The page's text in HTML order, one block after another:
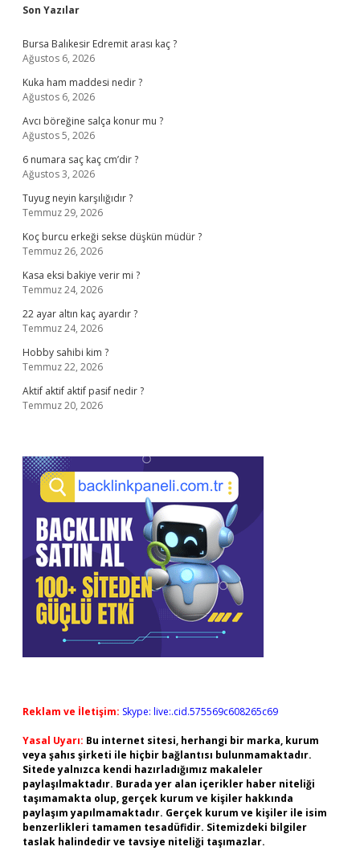
Sidebar
Son Yazılar
Bursa Balıkesir Edremit arası kaç ?
Ağustos 6, 2026
Kuka ham maddesi nedir ?
Ağustos 6, 2026
Avcı böreğine salça konur mu ?
Ağustos 5, 2026
6 numara saç kaç cm’dir ?
Ağustos 3, 2026
Tuyug neyin karşılığıdır ?
Temmuz 29, 2026
Koç burcu erkeği sekse düşkün müdür ?
Temmuz 26, 2026
Kasa eksi bakiye verir mi ?
Temmuz 24, 2026
22 ayar altın kaç ayardır ?
Temmuz 24, 2026
Hobby sahibi kim ?
Temmuz 22, 2026
Aktif aktif aktif pasif nedir ?
Temmuz 20, 2026
Reklam ve İletişim: Skype: live:.cid.575569c608265c69
Yasal Uyarı: Bu internet sitesi, herhangi bir marka, kurum
veya şahıs şirketi ile hiçbir bağlantısı bulunmamaktadır.
Sitede yalnızca kendi hazırladığımız makaleler
paylaşılmaktadır. Burada yer alan içerikler haber niteliği
taşımamakta olup, gerçek kurum ve kişiler hakkında
paylaşım yapılmamaktadır. Gerçek kurum ve kişiler ile isim
benzerlikleri tamamen tesadüfidir. Sitemizdeki bilgiler
taslak halindedir ve tavsiye niteliği taşımazlar.